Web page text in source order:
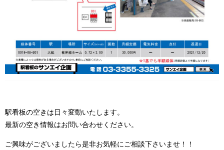
駅看板の空きは日々変動いたします。
最新の空き情報はお問い合わせください。
ご興味がございましたら是非お気軽にご相談下さいませ！！